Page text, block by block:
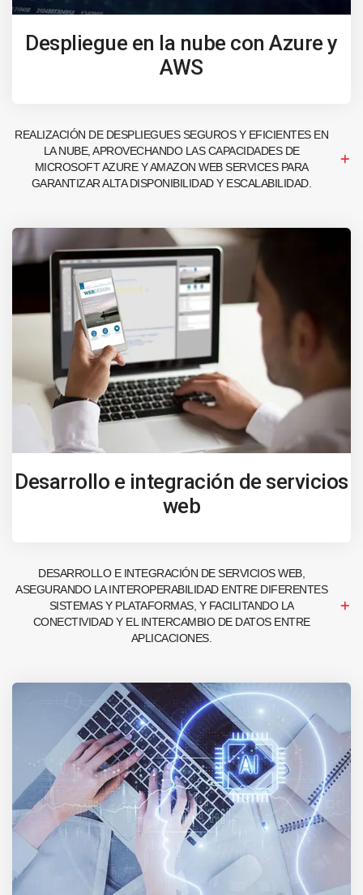
Despliegue en la nube con Azure y
AWS
REALIZACIÓN DE DESPLIEGUES SEGUROS Y EFICIENTES EN
LA NUBE, APROVECHANDO LAS CAPACIDADES DE
MICROSOFT AZURE Y AMAZON WEB SERVICES PARA
GARANTIZAR ALTA DISPONIBILIDAD Y ESCALABILIDAD.
Desarrollo e integración de servicios
web
DESARROLLO E INTEGRACIÓN DE SERVICIOS WEB,
ASEGURANDO LA INTEROPERABILIDAD ENTRE DIFERENTES
SISTEMAS Y PLATAFORMAS, Y FACILITANDO LA
CONECTIVIDAD Y EL INTERCAMBIO DE DATOS ENTRE
APLICACIONES.